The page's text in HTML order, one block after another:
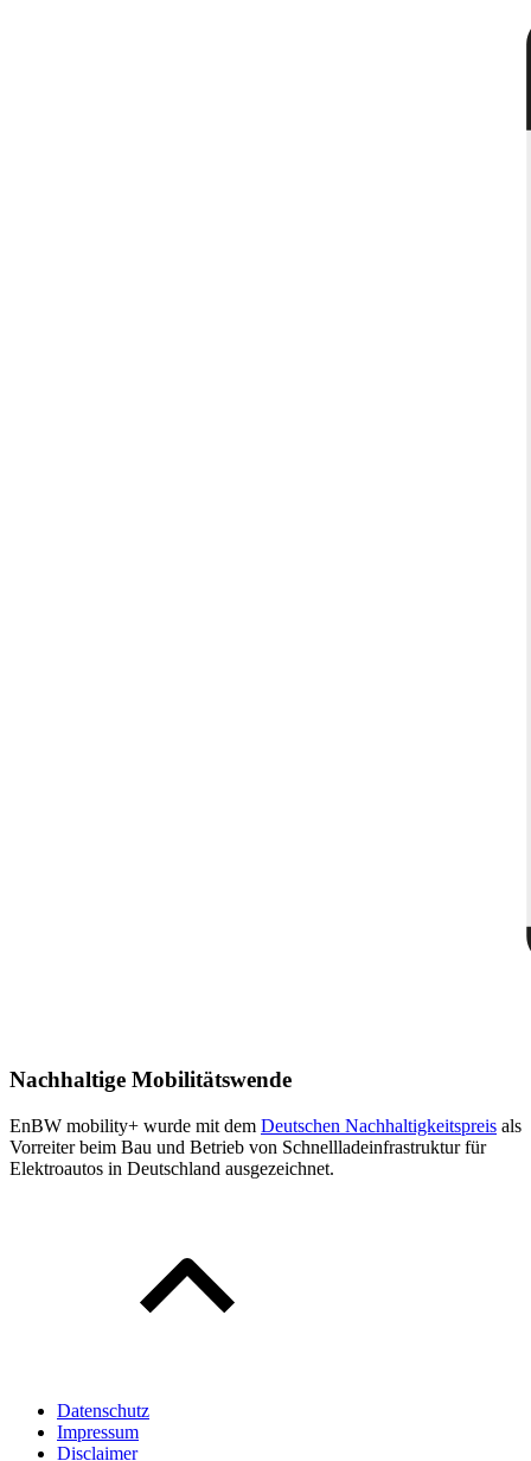
Nachhaltige Mobilitätswende
EnBW mobility+ wurde mit dem Deutschen Nachhaltigkeitspreis als
Vorreiter beim Bau und Betrieb von Schnellladeinfrastruktur für
Elektroautos in Deutschland ausgezeichnet.
Datenschutz
Impressum
Disclaimer